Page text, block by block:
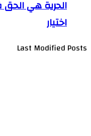
الحرية هي
اختيار
Last Modified Posts